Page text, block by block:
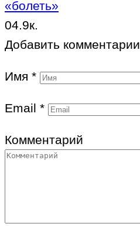
«болеть»
04.9к.
Добавить комментарии
Имя *
Email *
Комментарий